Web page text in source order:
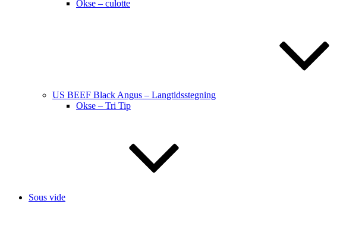
Okse – culotte
US BEEF Black Angus – Langtidsstegning
Okse – Tri Tip
Sous vide